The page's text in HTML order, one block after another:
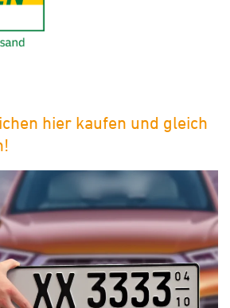
hier kaufen und gleich